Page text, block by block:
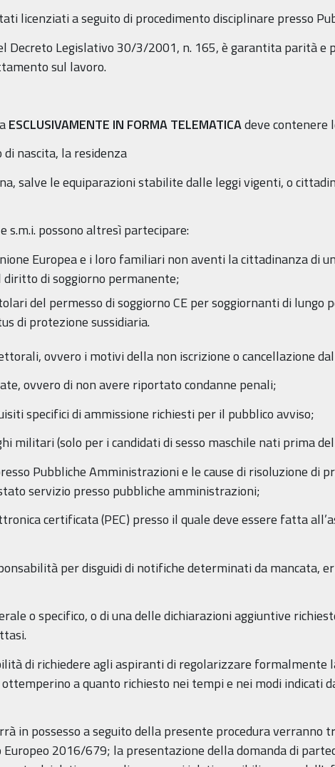
licenziati a seguito di procedimento disciplinare presso
Decreto Legislativo 30/3/2001, n. 165, è garantita parità
sul lavoro.
ESCLUSIVAMENTE IN FORMA TELEMATICAdeve contenere
di nascita, la residenza
salve le equiparazioni stabilite dalle leggi vigenti, o
s.m.i. possono altresì partecipare:
Europea e i loro familiari non aventi la cittadinanza di
di soggiorno permanente;
del permesso di soggiorno CE per soggiornanti di lungo
di protezione sussidiaria.
ovvero i motivi della non iscrizione o cancellazione
ovvero di non avere riportato condanne penali;
specifici di ammissione richiesti per il pubblico avviso;
militari (solo per i candidati di sesso maschile nati prima
Pubbliche Amministrazioni e le cause di risoluzione di
servizio presso pubbliche amministrazioni;
certificata (PEC) presso il quale deve essere fatta
per disguidi di notifiche determinati da mancata,
o specifico, o di una delle dichiarazioni aggiuntive
di richiedere agli aspiranti di regolarizzare formalmente
a quanto richiesto nei tempi e nei modi indicati
in possesso a seguito della presente procedura verranno
2016/679; la presentazione della domanda di